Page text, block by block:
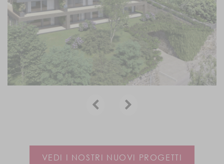
VEDI I NOSTRI NUOVI PROGETTI